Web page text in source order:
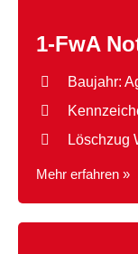
1-FwA
Baujahr:
Löschzug
Mehr erfahren »